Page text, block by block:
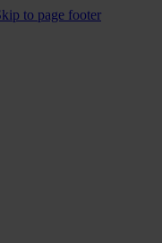
to page footer